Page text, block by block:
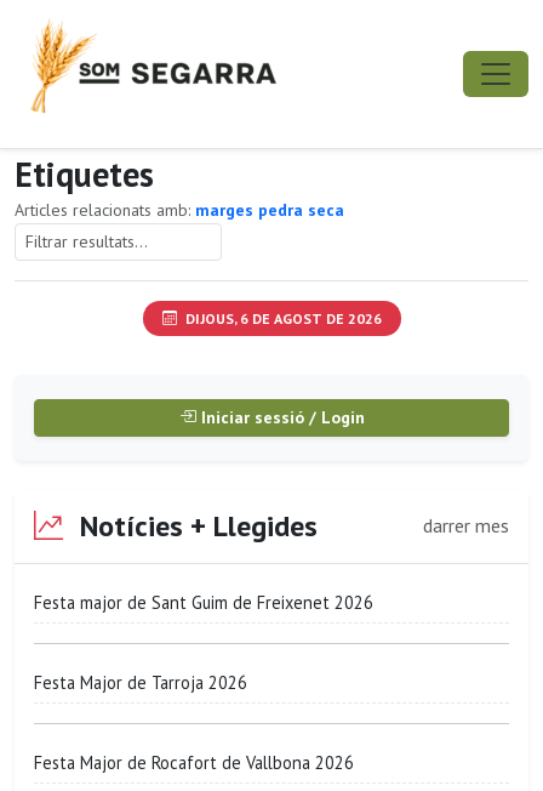
Etiquetes
Articles relacionats amb: marges pedra seca
DIJOUS, 6 DE AGOST DE 2026
Iniciar sessió / Login
Notícies + Llegides darrer mes
Festa major de Sant Guim de Freixenet 2026
Festa Major de Tarroja 2026
Festa Major de Rocafort de Vallbona 2026